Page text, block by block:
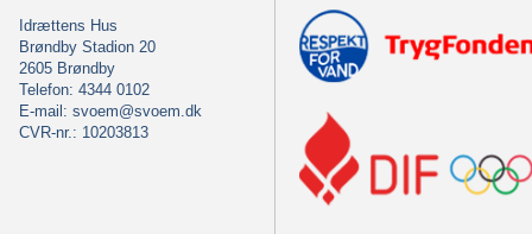
Idrættens Hus
Brøndby Stadion 20
2605 Brøndby
Telefon: 4344 0102
E-mail: svoem@svoem.dk
CVR-nr.: 10203813